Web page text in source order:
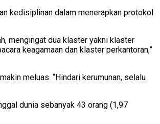
kedisiplinan dalam menerapkan protokol
mengingat dua klaster yakni klaster
keagamaan dan klaster perkantoran,”
meluas. “Hindari kerumunan, selalu
dunia sebanyak 43 orang (1,97